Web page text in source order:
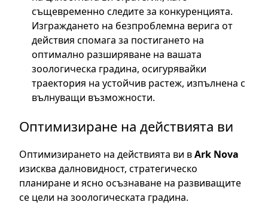
същевременно следите за конкуренцията.
Изграждането на безпроблемна верига от
действия спомага за постигането на
оптимално разширяване на вашата
зоологическа градина, осигурявайки
траектория на устойчив растеж, изпълнена с
вълнуващи възможности.
Оптимизиране на действията ви
Оптимизирането на действията ви вArk Nova
изисква далновидност, стратегическо
планиране и ясно осъзнаване на развиващите
се цели на зоологическата градина.